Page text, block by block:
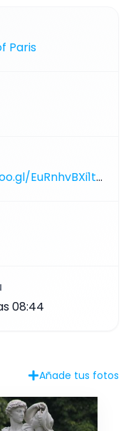
Paris
https://photos.app.goo.gl/EuRnhvBXi1tjoSdTA
08:44
Añade tus fotos